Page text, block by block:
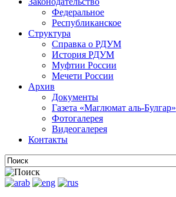
Федеральное
Республиканское
Структура
Справка о РДУМ
История РДУМ
Муфтии России
Мечети России
Архив
Документы
Газета «Маглюмат аль-Булгар»
Фотогалерея
Видеогалерея
Контакты